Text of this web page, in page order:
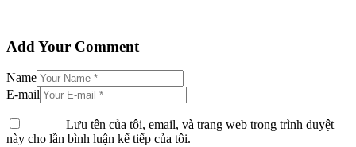
Add Your Comment
Name
E-mail
Lưu tên của tôi, email, và trang web trong trình duyệt
này cho lần bình luận kế tiếp của tôi.